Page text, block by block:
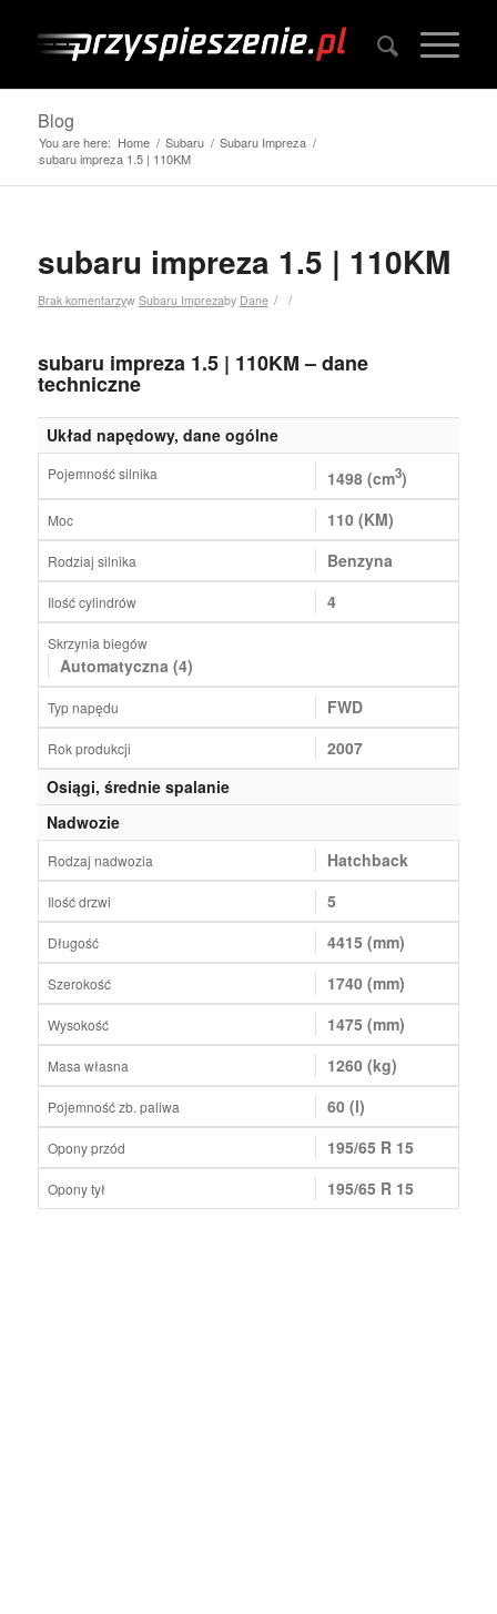
Blog
You are here: Home / Subaru / Subaru Impreza /
subaru impreza 1.5 | 110KM
subaru impreza 1.5 | 110KM
Brak komentarzy /
w Subaru Impreza /
by Dane
subaru impreza 1.5 | 110KM – dane
techniczne
Układ napędowy, dane ogólne
Pojemność silnika 1498 (cm3)
Moc 110 (KM)
Rodziaj silnika Benzyna
Ilość cylindrów 4
Skrzynia biegów
Automatyczna (4)
Typ napędu FWD
Rok produkcji
2007
Osiągi, średnie spalanie
Nadwozie
Rodzaj nadwozia Hatchback
Ilość drzwi 5
Długość 4415 (mm)
Szerokość 1740 (mm)
Wysokość 1475 (mm)
Masa własna 1260 (kg)
Pojemność zb. paliwa 60 (l)
Opony przód 195/65 R 15
Opony tył 195/65 R 15